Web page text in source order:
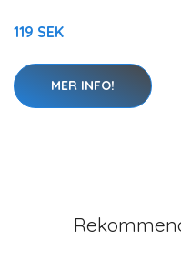
119 SEK
MER INFO!